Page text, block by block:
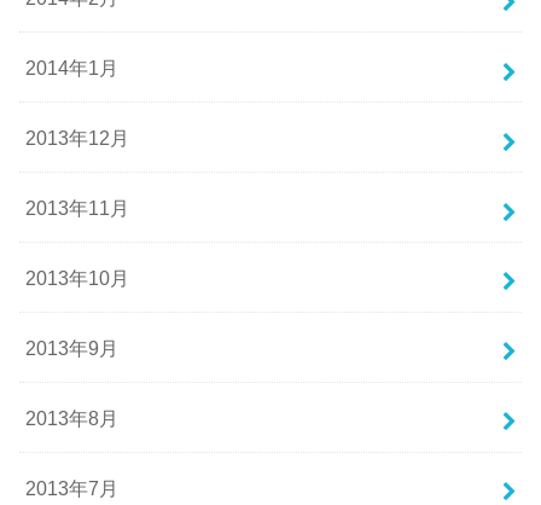
2014年1月
2013年12月
2013年11月
2013年10月
2013年9月
2013年8月
2013年7月